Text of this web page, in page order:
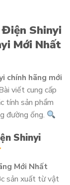
Shinyi
Mới Nhất
chính hãng mới
viết cung cấp
tính sản phẩm
đường ống.
Shinyi
Mới Nhất
sản xuất từ vật